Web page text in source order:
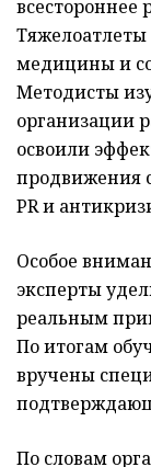
всестороннее
медицины и
Методисты
организации
освоили
продвижения
PR и
Особое
эксперты
реальным
По итогам
вручены
По словам